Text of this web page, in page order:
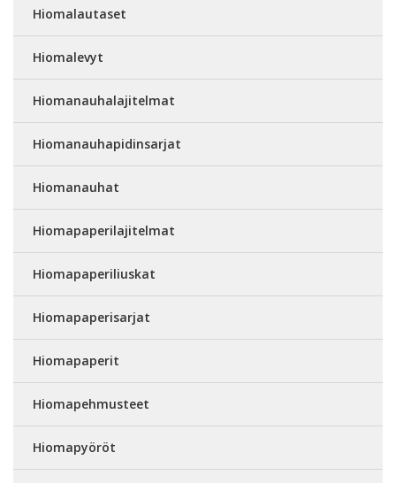
Hiomalautaset
Hiomalevyt
Hiomanauhalajitelmat
Hiomanauhapidinsarjat
Hiomanauhat
Hiomapaperilajitelmat
Hiomapaperiliuskat
Hiomapaperisarjat
Hiomapaperit
Hiomapehmusteet
Hiomapyöröt